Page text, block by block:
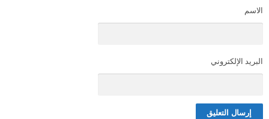
الاسم
البريد الإلكتروني